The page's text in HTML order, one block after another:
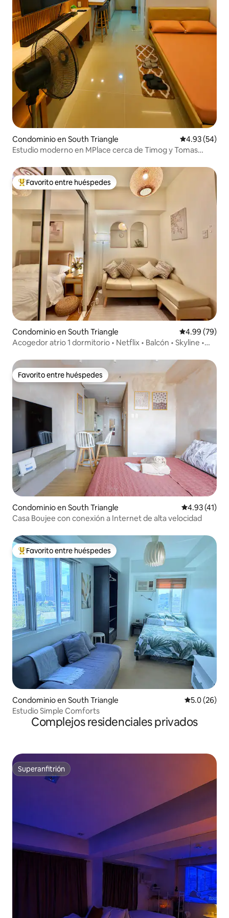
Condominio en South Triangle Calificación
4.93 (54)
Estudio moderno en MPlace cerca de Timog y Tomas
De los mejores en Favorito entre huéspedes
Favorito entre huéspedes
Condominio en South Triangle Calificación
4.99 (79)
Acogedor atrio 1 dormitorio • Netflix • Balcón • Skyline •
Favorito entre huéspedes
Favorito entre huéspedes
Condominio en South Triangle Calificación
4.93 (41)
Casa Boujee con conexión a Internet de alta velocidad
De los mejores en Favorito entre huéspedes
Favorito entre huéspedes
Condominio en South Triangle Calificación
5.0 (26)
Estudio Simple Comforts
Complejos residenciales privados
Superanfitrión
Superanfitrión